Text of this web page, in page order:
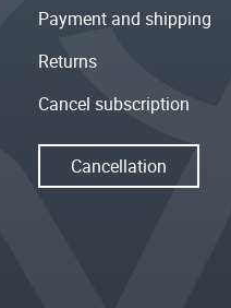
Payment and shipping
Returns
Cancel subscription
Cancellation